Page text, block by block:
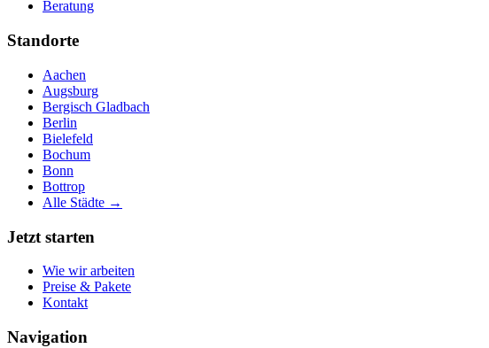
Beratung
Standorte
Aachen
Augsburg
Bergisch Gladbach
Berlin
Bielefeld
Bochum
Bonn
Bottrop
Alle Städte →
Jetzt starten
Wie wir arbeiten
Preise & Pakete
Kontakt
Navigation